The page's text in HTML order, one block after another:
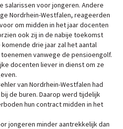
voor jongeren. Andere
Nordrhein-Westfalen, reageerden
om midden in het jaar docenten
ook zij in de nabije toekomst
drie jaar zal het aantal
vanwege de pensioengolf.
docenten liever in dienst om ze
van Nordrhein-Westfalen had
de buren. Daarop werd tijdelijk
hun contract midden in het
jongeren minder aantrekkelijk dan